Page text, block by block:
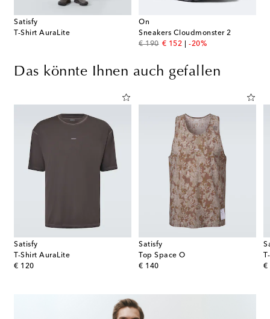
Satisfy
T-Shirt AuraLite
On
Sneakers Cloudmonster 2
€ 190
original price
€ 152
discount price
-20%
Das könnte Ihnen auch gefallen
Satisfy
T-Shirt AuraLite
€ 120
original price
Satisfy
Top Space O
€ 140
original price €